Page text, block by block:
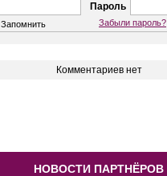
Пароль
Запомнить Забыли пароль?
Комментариев нет
НОВОСТИ ПАРТНЁРОВ